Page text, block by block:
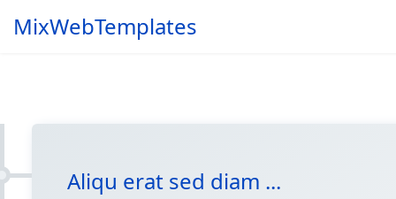
MixWebTemplates
Aliqu erat sed diam ...